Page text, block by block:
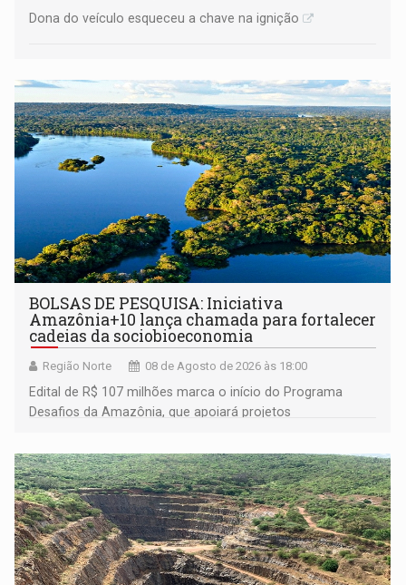
Dona do veículo esqueceu a chave na ignição
BOLSAS DE PESQUISA: Iniciativa
Amazônia+10 lança chamada para fortalecer
cadeias da sociobioeconomia
Região Norte 08 de Agosto de 2026 às 18:00
Edital de R$ 107 milhões marca o início do Programa
Desafios da Amazônia, que apoiará projetos
submissão de pré-propostas poderá ser feita até 1º de
setembro